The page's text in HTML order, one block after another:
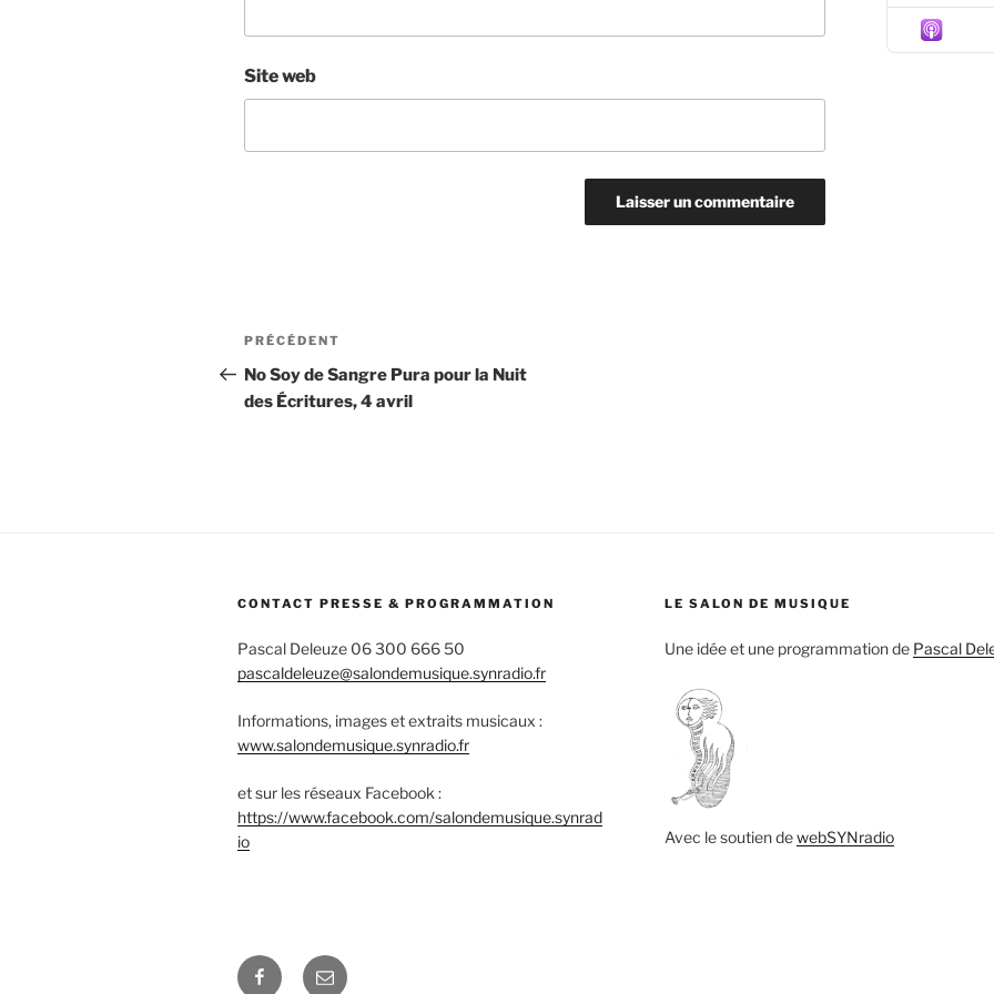
Site web
Navigation
de
l’article
Article
précédent
PRÉCÉDENT
No Soy de Sangre Pura pour la Nuit
des Écritures, 4 avril
CONTACT PRESSE & PROGRAMMATION
Pascal Deleuze 06 300 666 50
pascaldeleuze@salondemusique.synradio.fr
Informations, images et extraits musicaux :
www.salondemusique.synradio.fr
et sur les réseaux Facebook :
https://www.facebook.com/salondemusique.synrad
io
LE SALON DE MUSIQUE
Une idée et une programmation de Pascal
Avec le soutien dewebSYNradio
Facebook
E-